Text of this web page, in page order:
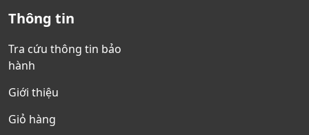
Thông tin
Tra cứu thông tin bảo
hành
Giới thiệu
Giỏ hàng